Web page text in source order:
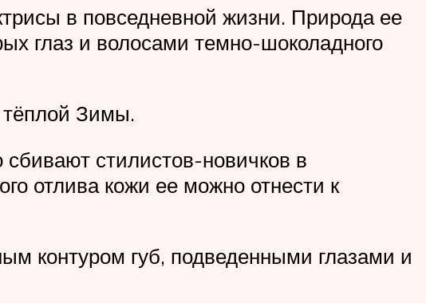
в повседневной жизни. Природа ее
глаз и волосами темно-шоколадного
тёплой Зимы.
стилистов-новичков в
отлива кожи ее можно отнести к
контуром губ, подведенными глазами и